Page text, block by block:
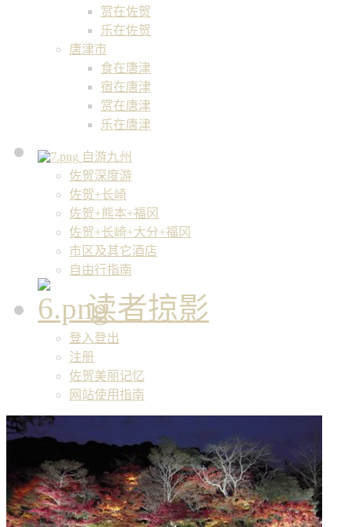
赏在佐贺
乐在佐贺
唐津市
食在唐津
宿在唐津
赏在唐津
乐在唐津
自游九州
佐贺深度游
佐贺+长崎
佐贺+熊本+福冈
佐贺+长崎+大分+福冈
市区及其它酒店
自由行指南
读者掠影
登入登出
注册
佐贺美丽记忆
网站使用指南